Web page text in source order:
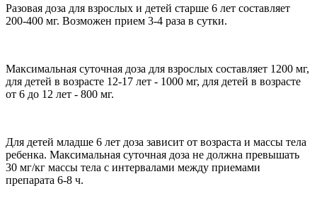
Разовая доза для взрослых и детей старше 6 лет составляет
200-400 мг. Возможен прием 3-4 раза в сутки.
Максимальная суточная доза для взрослых составляет 1200 мг,
для детей в возрасте 12-17 лет - 1000 мг, для детей в возрасте
от 6 до 12 лет - 800 мг.
Для детей младше 6 лет доза зависит от возраста и массы тела
ребенка. Максимальная суточная доза не должна превышать
30 мг/кг массы тела c интервалами между приемами
препарата 6-8 ч.